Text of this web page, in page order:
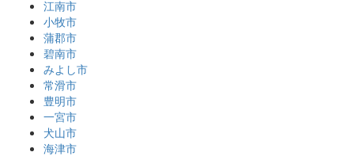
江南市
小牧市
蒲郡市
碧南市
みよし市
常滑市
豊明市
一宮市
犬山市
海津市